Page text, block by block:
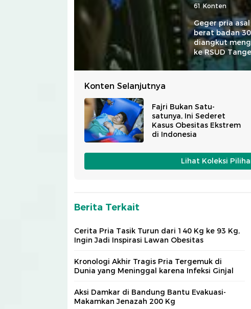
61 Konten
Geger pria
berat badan
diangkut
ke RSUD
Konten Selanjutnya
Fajri Bukan Satu-
satunya, Ini Sederet
Kasus Obesitas Ekstrem
di Indonesia
Lihat Koleksi
Berita Terkait
Cerita Pria Tasik Turun dari 140 Kg ke 93 Kg,
Ingin Jadi Inspirasi Lawan Obesitas
Kronologi Akhir Tragis Pria Tergemuk di
Dunia yang Meninggal karena Infeksi Ginjal
Aksi Damkar di Bandung Bantu Evakuasi-
Makamkan Jenazah 200 Kg